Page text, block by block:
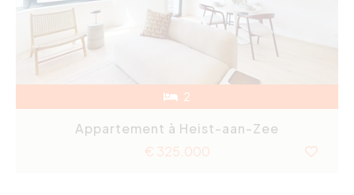
2
Appartement à Heist-aan-Zee
€ 325.000